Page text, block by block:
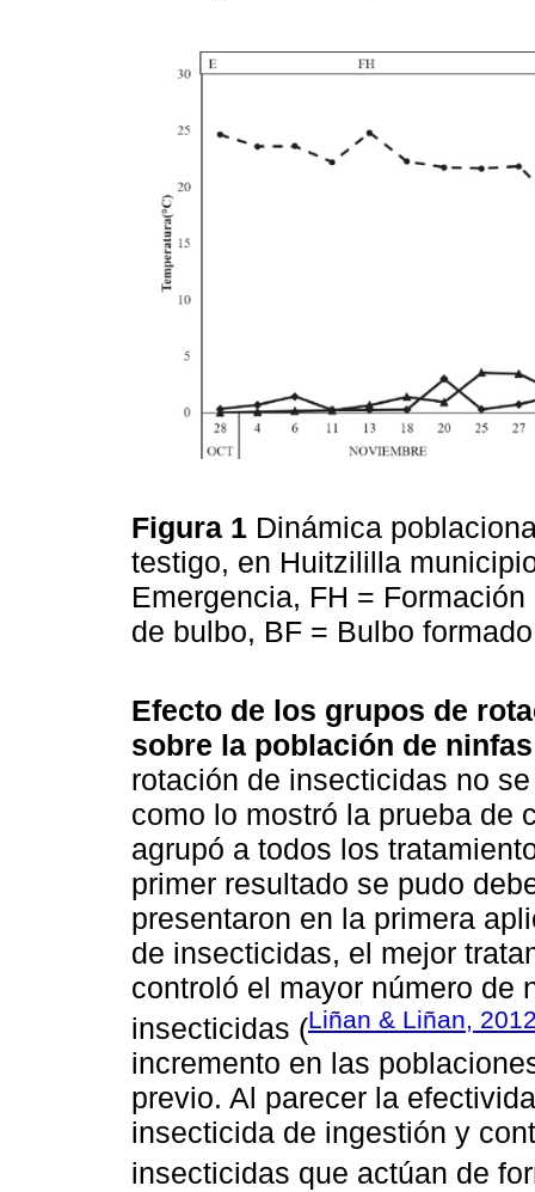
Figura 1 Dinámica
testigo, en Huitzililla
Emergencia, FH =
de bulbo, BF = Bulbo
Efecto de los grupos de
sobre la población de
rotación de insecticidas no
como lo mostró la prueba de
agrupó a todos los
primer resultado se pudo
presentaron en la primera
de insecticidas, el mejor
controló el mayor número de
insecticidas (Liñan & Liñan,
incremento en las
previo. Al parecer la
insecticida de ingestión y
insecticidas que actúan de